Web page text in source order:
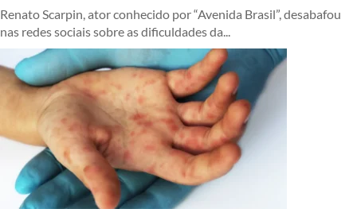
Renato Scarpin, ator conhecido por “Avenida Brasil”, desabafou
nas redes sociais sobre as dificuldades da...